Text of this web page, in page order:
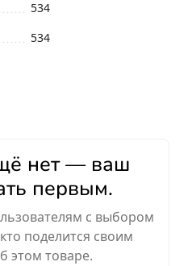
534
534
нет — ваш
первым.
с выбором
поделится своим
этом товаре.